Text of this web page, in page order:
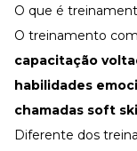
Kits
Materiais
Lives
Newsletters
O que é
O treinamento
capacitação
habilidades
chamadas soft
Diferente dos